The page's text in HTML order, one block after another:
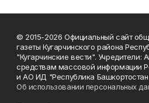
© 2015-2026 Официальный сайт
газеты Кугарчинского района
"Кугарчинские вести". Учредители:
средствам массовой информации
и АО ИД "Республика
Об использовании персональных